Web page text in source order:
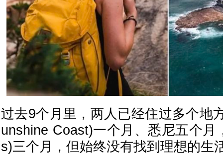
过去9个月里，两人已经住过多个地
unshine Coast)一个月、悉尼五个月
s)三个月，但始终没有找到理想的生